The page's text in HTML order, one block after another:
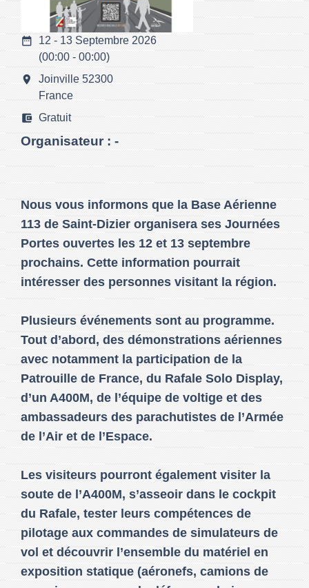
date_range
12 - 13 Septembre 2026
(00:00 - 00:00)
room
Joinville 52300
France
account_balance_wallet Gratuit
Organisateur : -
Nous vous informons que la Base Aérienne
113 de Saint-Dizier organisera ses Journées
Portes ouvertes les 12 et 13 septembre
prochains. Cette information pourrait
intéresser des personnes visitant la région.
Plusieurs événements sont au programme.
Tout d’abord, des démonstrations aériennes
avec notamment la participation de la
Patrouille de France, du Rafale Solo Display,
d’un A400M, de l’équipe de voltige et des
ambassadeurs des parachutistes de l’Armée
de l’Air et de l’Espace.
Les visiteurs pourront également visiter la
soute de l’A400M, s’asseoir dans le cockpit
du Rafale, tester leurs compétences de
pilotage aux commandes de simulateurs de
vol et découvrir l’ensemble du matériel en
exposition statique (aéronefs, camions de